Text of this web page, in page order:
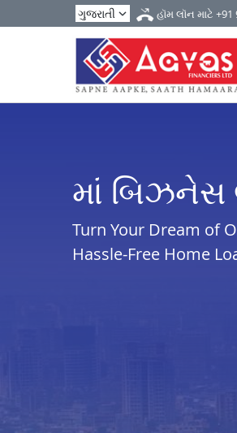
હૉમ લૉન માટે +91
માં બિઝનેસ
Turn Your Dream of
Hassle-Free Home